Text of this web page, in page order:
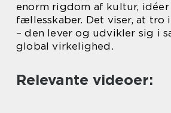
enorm rigdom af kultur, idéer
fællesskaber. Det viser, at tro
– den lever og udvikler sig i
global virkelighed.
Relevante videoer: